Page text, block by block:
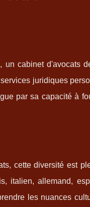
un cabinet d'avocats
juridiques
par sa capacité à
cette diversité est
italien, allemand,
les nuances